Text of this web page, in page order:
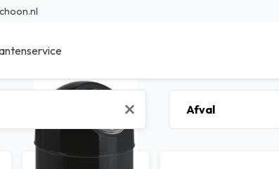
Sanitair
Specialistische
reinigingsmiddelen